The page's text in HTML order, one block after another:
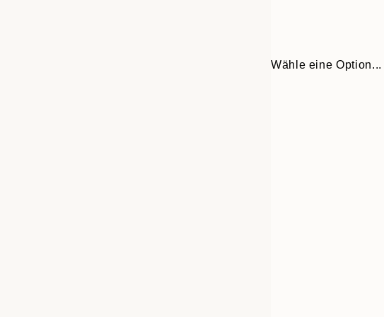
Wähle eine Option...